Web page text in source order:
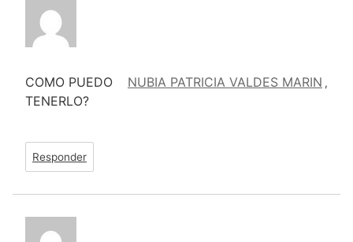
NUBIA PATRICIA VALDES MARIN ,
COMO PUEDO
TENERLO?
Responder